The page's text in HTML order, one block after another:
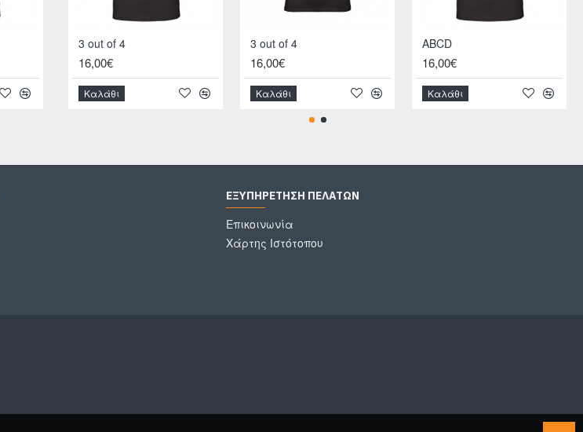
16,00€
Καλάθι
Arias death list
16,00€
Καλάθι
3 out of 4
16,00€
Καλάθι
3 out of 4
16,00€
Καλάθι
ABCD
16,00€
Καλάθι
ΕΞΥΠΗΡΈΤΗΣΗ ΠΕΛΑΤΏΝ
Επικοινωνία
Χάρτης Ιστότοπου